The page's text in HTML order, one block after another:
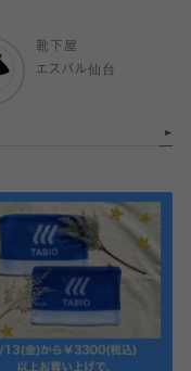
靴下屋
エスパル仙台